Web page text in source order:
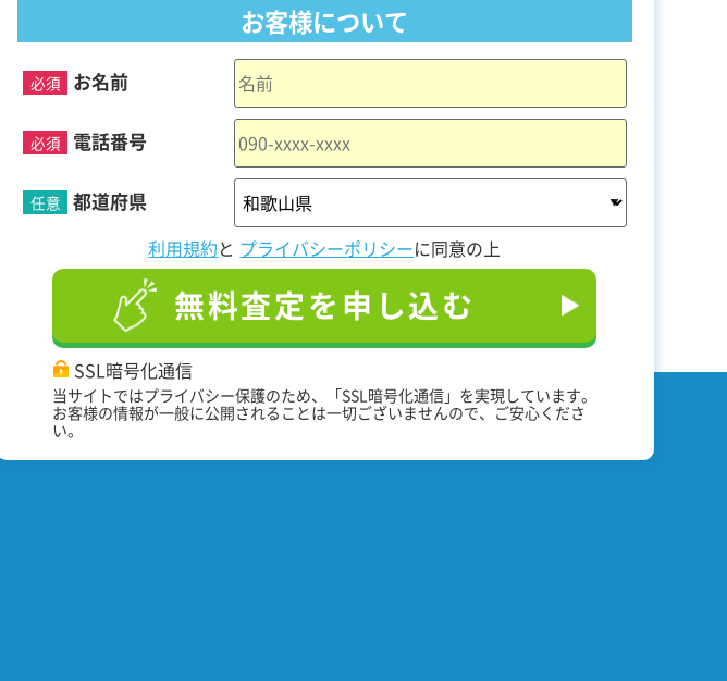
お客様について
お名前
必須
電話番号
必須
都道府県
任意
利用規約と プライバシーポリシーに同意の上
無料査定を申し込む
SSL暗号化通信
当サイトではプライバシー保護のため、「SSL暗号化通信」を実現しています。
お客様の情報が一般に公開されることは一切ございませんので、ご安心くださ
い。